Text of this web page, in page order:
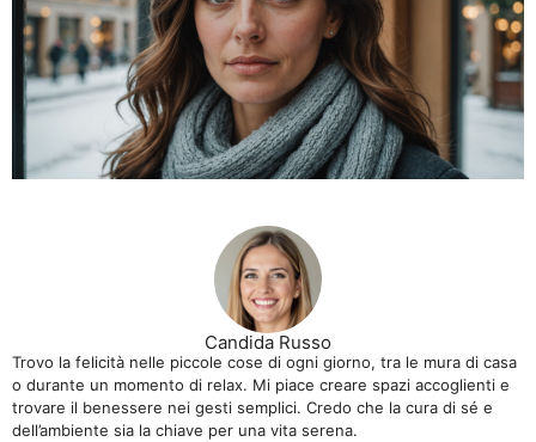
Candida Russo
Trovo la felicità nelle piccole cose di ogni giorno, tra le mura di casa
o durante un momento di relax. Mi piace creare spazi accoglienti e
trovare il benessere nei gesti semplici. Credo che la cura di sé e
dell’ambiente sia la chiave per una vita serena.